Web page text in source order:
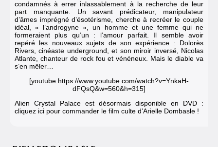
condamnés à errer inlassablement à la recherche de leur
part manquante. Un savant prédicateur, manipulateur
d’âmes imprégné d’ésotérisme, cherche à recréer le couple
idéal, « l’androgyne », un homme et une femme qui ne
formeraient plus qu’un : l’amour parfait. Il semble avoir
repéré les nouveaux sujets de son expérience : Dolorès
Rivers, cinéaste underground, et son miroir inversé, Nicolas
Atlante, chanteur de rock fou et vénéneux. Mais le diable va
s’en mêler…
[youtube https://www.youtube.com/watch?v=YnkaH-
dFQsQ&w=560&h=315]
Alien Crystal Palace est désormais disponible en DVD :
cliquez ici pour commander le film culte d’Arielle Dombasle !